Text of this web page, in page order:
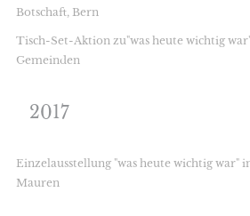
Botschaft, Bern
Tisch-Set-Aktion zu"was heute wichtig
Gemeinden
2017
Einzelausstellung "was heute wichtig war"
Mauren